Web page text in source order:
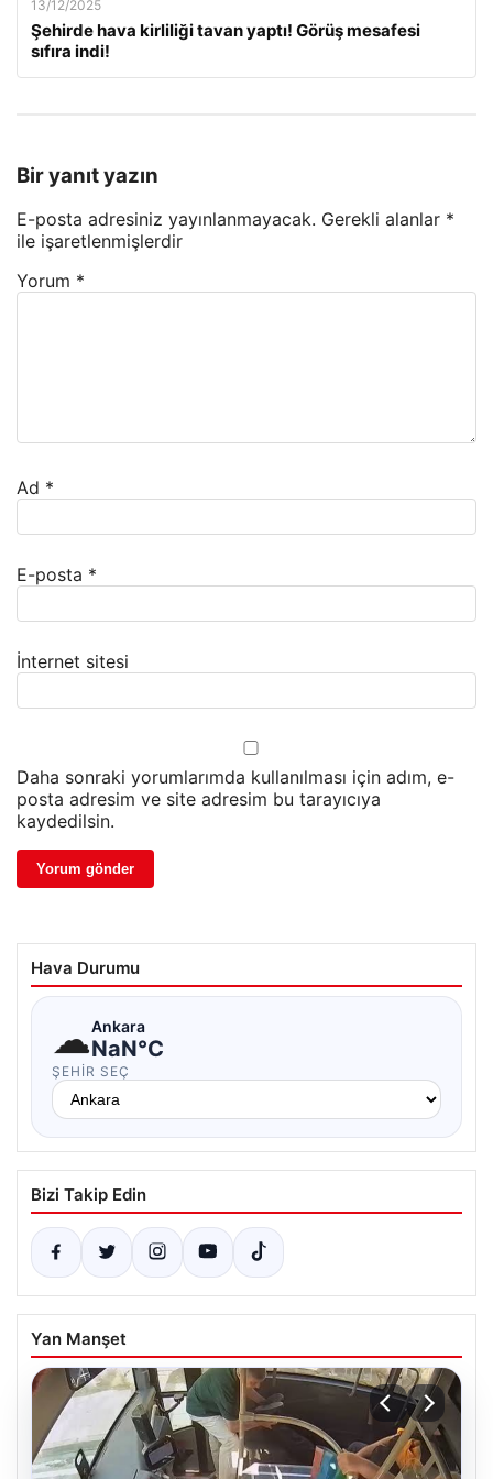
13/12/2025
Şehirde hava kirliliği tavan yaptı! Görüş mesafesi
sıfıra indi!
Bir yanıt yazın
E-posta adresiniz yayınlanmayacak. Gerekli alanlar *
ile işaretlenmişlerdir
Yorum *
Ad *
E-posta *
İnternet sitesi
Daha sonraki yorumlarımda kullanılması için adım, e-
posta adresim ve site adresim bu tarayıcıya
kaydedilsin.
Hava Durumu
☁Ankara
NaN°C
ŞEHIR SEÇ
Bizi Takip Edin
Yan Manşet